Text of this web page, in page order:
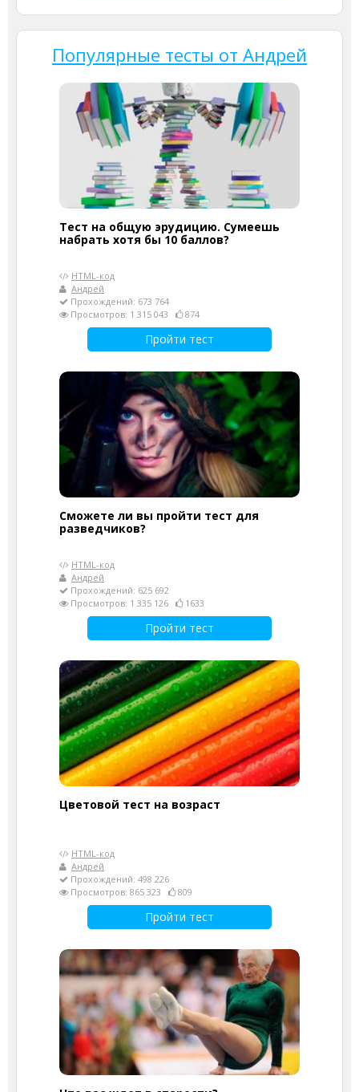
Популярные тесты от Андрей
Тест на общую эрудицию. Сумеешь
набрать хотя бы 10 баллов?
HTML-код
Андрей
Прохождений: 673 764
Просмотров: 1 315 043
874
Пройти тест
Сможете ли вы пройти тест для
разведчиков?
HTML-код
Андрей
Прохождений: 625 692
Просмотров: 1 335 126
1633
Пройти тест
Цветовой тест на возраст
HTML-код
Андрей
Прохождений: 498 226
Просмотров: 865 323
809
Пройти тест